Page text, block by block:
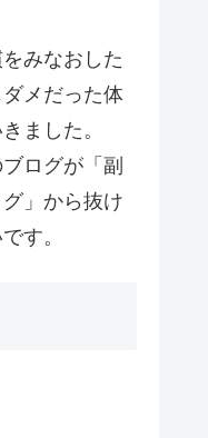
みなおした
メだった体
ました。
ログが「副
」から抜け
す。